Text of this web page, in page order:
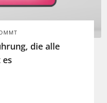
die alle